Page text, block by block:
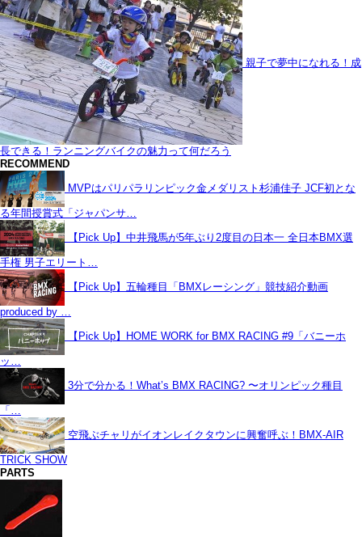
親子で夢中になれる！成
長できる！ランニングバイクの魅力って何だろう
RECOMMEND
MVPはパリパラリンピック金メダリスト杉浦佳子 JCF初とな
る年間授賞式「ジャパンサ…
【Pick Up】中井飛馬が5年ぶり2度目の日本一 全日本BMX選
手権 男子エリート…
【Pick Up】五輪種目「BMXレーシング」競技紹介動画
produced by …
【Pick Up】HOME WORK for BMX RACING #9「バニーホ
ッ…
3分で分かる！What’s BMX RACING? 〜オリンピック種目
「…
空飛ぶチャリがイオンレイクタウンに興奮呼ぶ！BMX-AIR
TRICK SHOW
PARTS